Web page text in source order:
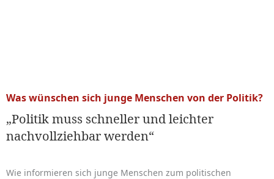
Was wünschen sich junge Menschen von der Politik?
„Politik muss schneller und leichter
nachvollziehbar werden“
Wie informieren sich junge Menschen zum politischen